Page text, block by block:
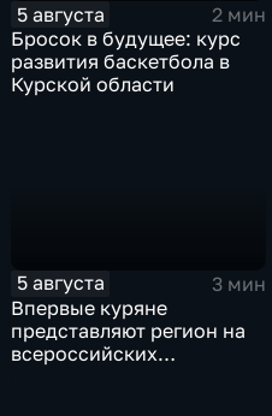
5 августа
2 мин
Бросок в будущее: курс
развития баскетбола в
Курской области
5 августа
3 мин
Впервые куряне
представляют регион на
всероссийских